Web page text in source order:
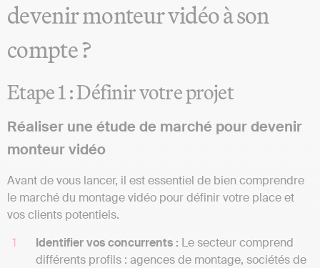
devenir monteur vidéo à son
compte ?
Etape 1 : Définir votre projet
Réaliser une étude de marché pour devenir
monteur vidéo
Avant de vous lancer, il est essentiel de bien comprendre
le marché du montage vidéo pour définir votre place et
vos clients potentiels.
Identifier vos concurrents : Le secteur comprend
différents profils : agences de montage, sociétés de